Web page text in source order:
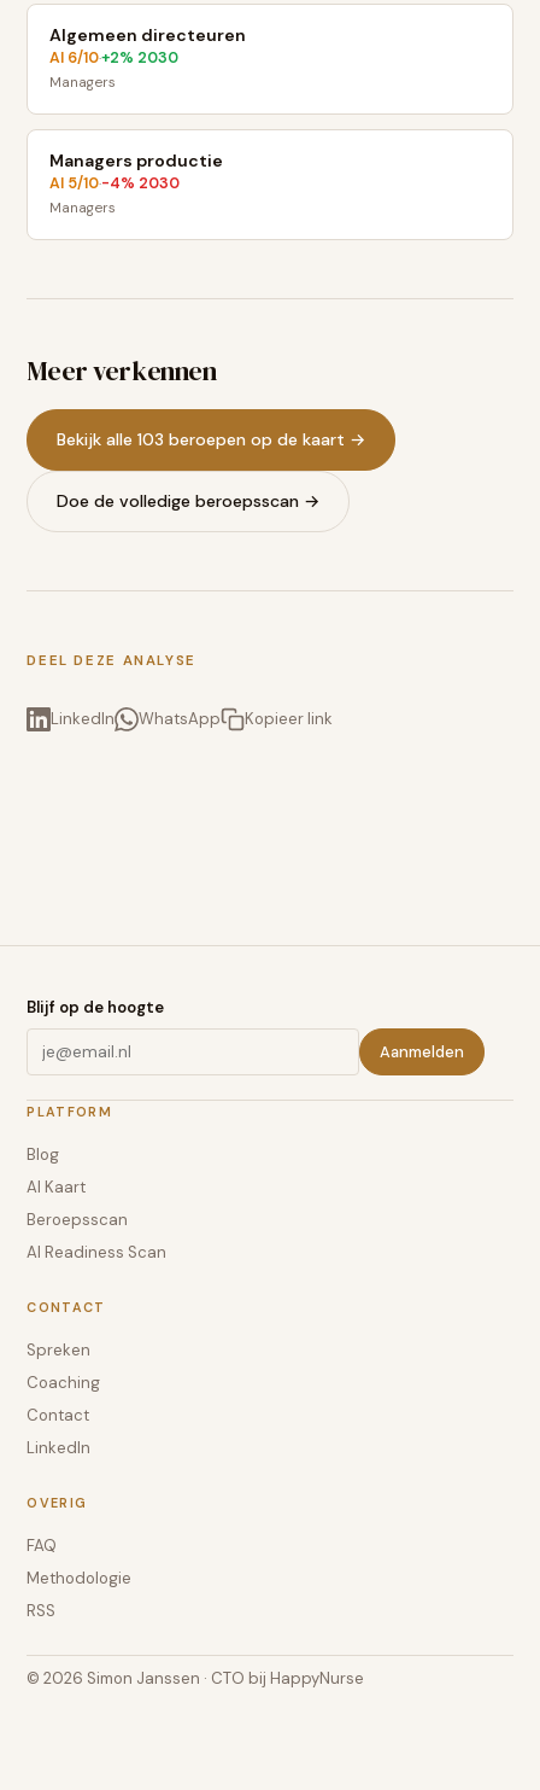
Algemeen directeuren
AI 6/10·+2% 2030
Managers
Managers productie
AI 5/10·-4% 2030
Managers
Meer verkennen
Bekijk alle 103 beroepen op de kaart →
Doe de volledige beroepsscan →
DEEL DEZE ANALYSE
LinkedIn WhatsApp Kopieer link
Blijf op de hoogte
Aanmelden
PLATFORM
Blog
AI Kaart
Beroepsscan
AI Readiness Scan
CONTACT
Spreken
Coaching
Contact
LinkedIn
OVERIG
FAQ
Methodologie
RSS
© 2026 Simon Janssen · CTO bij HappyNurse